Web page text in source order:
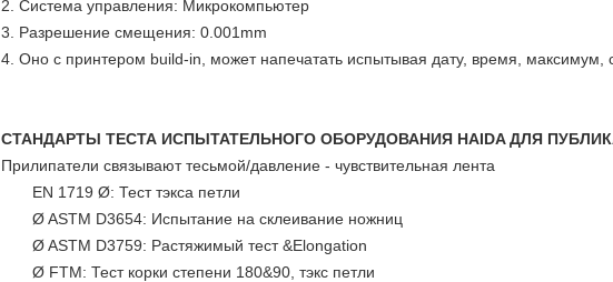
2. Система управления: Микрокомпьютер
3. Разрешение смещения: 0.001mm
4. Оно с принтером build-in, может напечатать испытывая дату, время, максимум,
СТАНДАРТЫ ТЕСТА ИСПЫТАТЕЛЬНОГО ОБОРУДОВАНИЯ HAIDA ДЛЯ
Прилипатели связывают тесьмой/давление - чувствительная лента
EN 1719 Ø: Тест тэкса петли
Ø ASTM D3654: Испытание на склеивание ножниц
Ø ASTM D3759: Растяжимый тест &Elongation
Ø FTM: Тест корки степени 180&90, тэкс петли